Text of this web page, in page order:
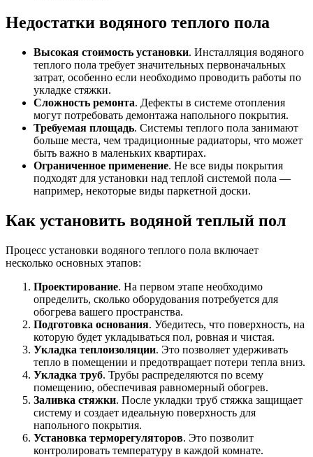
Недостатки водяного теплого пола
Высокая стоимость установки. Инсталляция водяного
теплого пола требует значительных первоначальных
затрат, особенно если необходимо проводить работы по
укладке стяжки.
Сложность ремонта. Дефекты в системе отопления
могут потребовать демонтажа напольного покрытия.
Требуемая площадь. Системы теплого пола занимают
больше места, чем традиционные радиаторы, что может
быть важно в маленьких квартирах.
Ограниченное применение. Не все виды покрытия
подходят для установки над теплой системой пола —
например, некоторые виды паркетной доски.
Как установить водяной теплый пол
Процесс установки водяного теплого пола включает
несколько основных этапов:
Проектирование. На первом этапе необходимо
определить, сколько оборудования потребуется для
обогрева вашего пространства.
Подготовка основания. Убедитесь, что поверхность, на
которую будет укладываться пол, ровная и чистая.
Укладка теплоизоляции. Это позволяет удерживать
тепло в помещении и предотвращает потери тепла вниз.
Укладка труб. Трубы распределяются по всему
помещению, обеспечивая равномерный обогрев.
Заливка стяжки. После укладки труб стяжка защищает
систему и создает идеальную поверхность для
напольного покрытия.
Установка терморегуляторов. Это позволит
контролировать температуру в каждой комнате.